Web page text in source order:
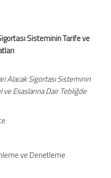
Sisteminin Tarife ve
Alacak Sigortası Sisteminin
ve Esaslarına Dair Tebliğde
ve Denetleme